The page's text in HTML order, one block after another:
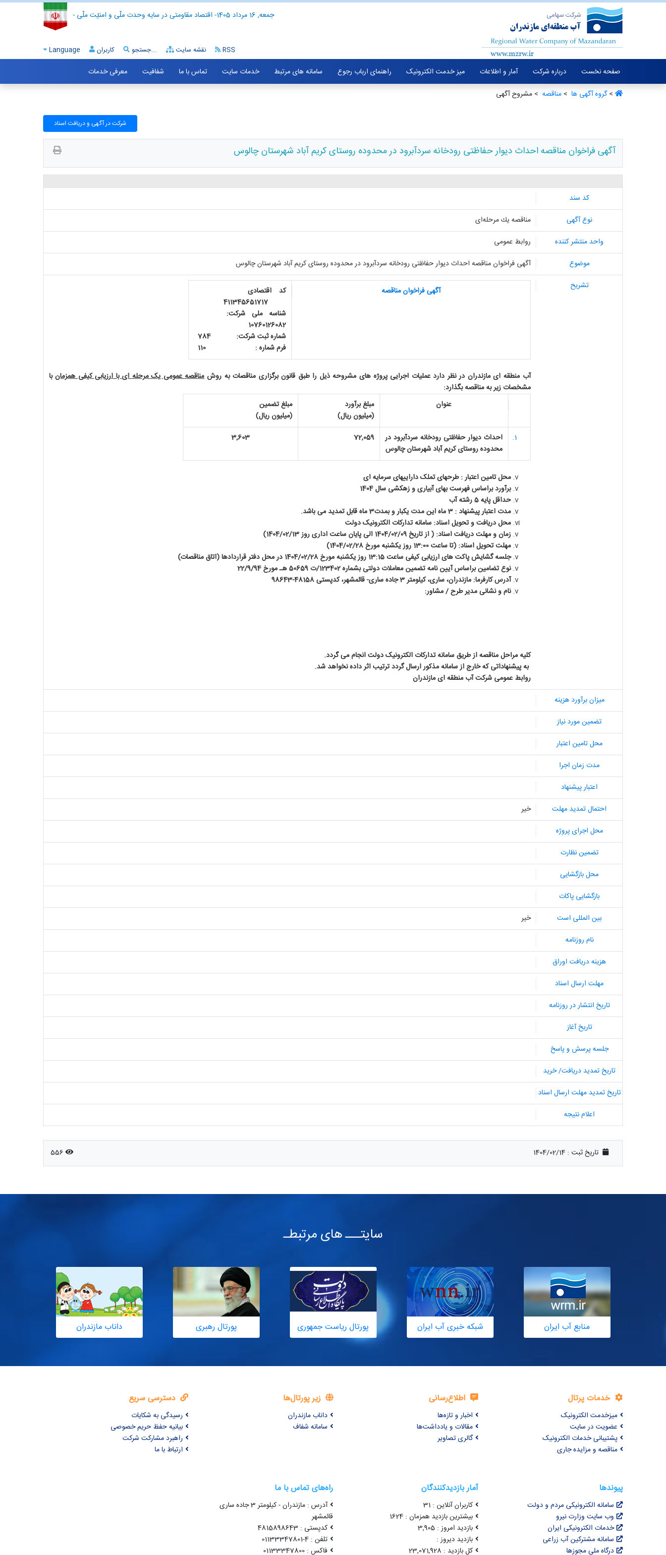
- اقتصاد مقاومتی در سایه وحدت ملّی و امنیّت ملّی - جمعه, 16 مرداد 1405
Language کاربران جستجو... نقشه سایت RSS
صفحه نخست درباره شرکت آمار و اطلاعات میز خدمت الکترونیک راهنمای ارباب رجوع سامانه های مرتبط خدمات سایت تماس با ما شفافیت
معرفی خدمات
>گروه آگهی ها ‏ > مناقصه ‏ > مشروح آگهی
شرکت در آگهی و دریافت اسناد
آگهی فراخوان مناقصه احداث دیوار حفاظتی رودخانه سردآبرود در محدوده روستای کریم آباد شهرستان چالوس
کد سند
نوع آگهی
مناقصه یك مرحله‌ای
واحد منتشر کننده
روابط عمومی
موضوع
آگهی فراخوان مناقصه احداث دیوار حفاظتی رودخانه سردآبرود در محدوده روستای کریم آباد شهرستان چالوس
تشریح
آگهی فراخوان مناقصه
کد اقتصادی
شناسه ملی شرکت:
10760126082
شماره ثبت شرکت: 784
فرم شماره : 110
آب منطقه ای مازندران در نظر دارد عملیات اجرایی پروژه های مشروحه ذیل را طبق قانون برگزاری مناقصات به روشمناقصه عمومی یک مرحله ای با ارزیابی کیفی همزمانبا
مشخصات زیر به مناقصه بگذارد:
عنوان
مبلغ برآورد
(میلیون ریال)
مبلغ تضمین
(میلیون ریال)
احداث دیوار حفاظتی رودخانه سردآبرود در
محدوده روستای کریم آباد شهرستان چالوس
72,059
3,603
محل تامین اعتبار : طرحهای تملک داراییهای سرمایه ای
برآورد براساس فهرست بهای آبیاری و زهکشی سال 1404
حداقل پایه 5 رشته آب
مدت اعتبار پیشنهاد : 3 ماه این مدت یکبار و بمدت3 ماه قابل تمدید می باشد.
محل دریافت و تحویل اسناد: سامانه تدارکات الکترونیک دولت
زمان و مهلت دریافت اسناد: ( از تاریخ 1404/02/09 الی پایان ساعت اداری روز 1404/02/13)
مهلت تحویل اسناد: (تا ساعت 13:00 روز یکشنبه مورخ 1404/02/28)
جلسه گشایش پاکت های ارزیابی کیفی ساعت 13:15 روز یکشنبه مورخ 1404/02/28 در محل دفتر قراردادها (اتاق مناقصات)
نوع تضامین براساس آیین نامه تضمین معاملات دولتی بشماره 123402/ت 50659 هـ مورخ 22/9/94
آدرس کارفرما: مازندران، ساری، کیلومتر 3 جاده ساری- قائمشهر، کدپستی 48158-98643
نام و نشانی مدیر طرح / مشاور:
کلیه مراحل مناقصه از طریق سامانه تدارکات الکترونیک دولت انجام می گردد.
به پیشنهاداتی که خارج از سامانه مذکور ارسال گردد ترتیب اثر داده نخواهد شد.
روابط عمومی شرکت آب منطقه ای مازندران
میزان برآورد هزینه
تضمین مورد نیاز
محل تامین اعتبار
مدت زمان اجرا
اعتبار پیشنهاد
احتمال تمدید مهلت
خیر
محل اجرای پروژه
تضمین نظارت
محل بازگشایی
بازگشایی پاکات
بین المللی است
خیر
نام روزنامه
هزینه دریافت اوراق
مهلت ارسال اسناد
تاریخ انتشار در روزنامه
تاریخ آغاز
جلسه پرسش و پاسخ
تاریخ تمدید دریافت/ خرید
تاریخ تمدید مهلت ارسال اسناد
اعلام نتیجه
تاریخ ثبت : 1404/02/14
556
سایتـــ های مرتبطـ
منابع آب ایران شبکه خبری آب ایران پورتال ریاست جمهوری پورتال رهبری داناب مازندران
خدمات پرتال
میزخدمت الکترونیک
عضویت در سایت
پشتیبانی خدمات الکترونیک
مناقصه و مزایده جاری
اطلاع‌رسانی
اخبار و تازه‌ها
مقالات و یادداشت‌ها
گالری تصاویر
زیر پورتال‌ها
داناب مازندران
سامانه شفاف
دسترسی سریع
رسیدگی به شکایات
بیانیه حفظ حریم خصوصی
راهبرد مشارکت شرکت
ارتباط با ما
پیوندها
سامانه الکترونیکی مردم و دولت
وب سایت وزارت نیرو
خدمات الکترونیکی ایران
سامانه مشترکین آب زراعی
درگاه ملی مجوزها
آمار بازدیدکنندگان
کاربران آنلاین : 31
بیشترین بازدید همزمان : 1624
بازدید امروز : 3,905
بازدید دیروز :
کل بازدید : 23,071,928
راه‌های تماس با ما
آدرس : مازندران - کیلومتر 3 جاده ساری
قائمشهر
کدپستی : 4815898643
تلفن : 4-01133347801
فاکس : 01133347800